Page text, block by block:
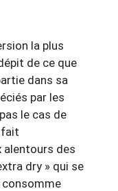
la plus
de ce que
dans sa
par les
le cas de
fait
alentours des
dry » qui se
consomme